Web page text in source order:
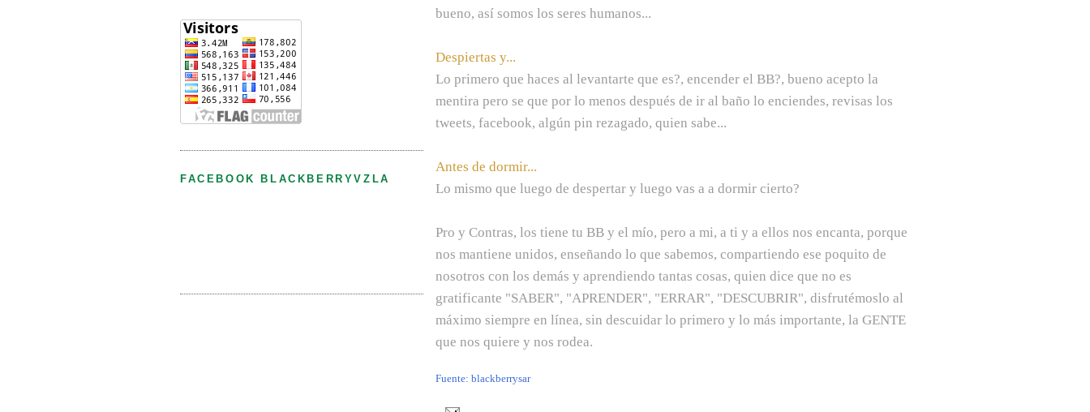
bueno, así somos los seres humanos...
Despiertas y...
Lo primero que haces al levantarte que es?, encender el BB?, bueno acepto la
mentira pero se que por lo menos después de ir al baño lo enciendes, revisas los
tweets, facebook, algún pin rezagado, quien sabe...
Antes de dormir...
Lo mismo que luego de despertar y luego vas a a dormir cierto?
Pro y Contras, los tiene tu BB y el mío, pero a mi, a ti y a ellos nos encanta, porque
nos mantiene unidos, enseñando lo que sabemos, compartiendo ese poquito de
nosotros con los demás y aprendiendo tantas cosas, quien dice que no es
gratificante "SABER", "APRENDER", "ERRAR", "DESCUBRIR", disfrutémoslo al
máximo siempre en línea, sin descuidar lo primero y lo más importante, la GENTE
que nos quiere y nos rodea.
Fuente: blackberrysar
FACEBOOK BLACKBERRYVZLA